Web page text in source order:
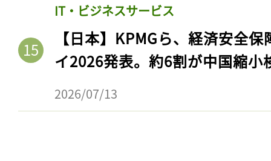
IT・ビジネスサービス
【日本】KPMGら、経済安全
イ2026発表。約6割が中国縮小
2026/07/13